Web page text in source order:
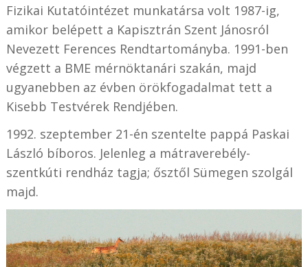
Fizikai Kutatóintézet munkatársa volt 1987-ig,
amikor belépett a Kapisztrán Szent Jánosról
Nevezett Ferences Rendtartományba. 1991-ben
végzett a BME mérnöktanári szakán, majd
ugyanebben az évben örökfogadalmat tett a
Kisebb Testvérek Rendjében.
1992. szeptember 21-én szentelte pappá Paskai
László bíboros. Jelenleg a mátraverebély-
szentkúti rendház tagja; ősztől Sümegen szolgál
majd.